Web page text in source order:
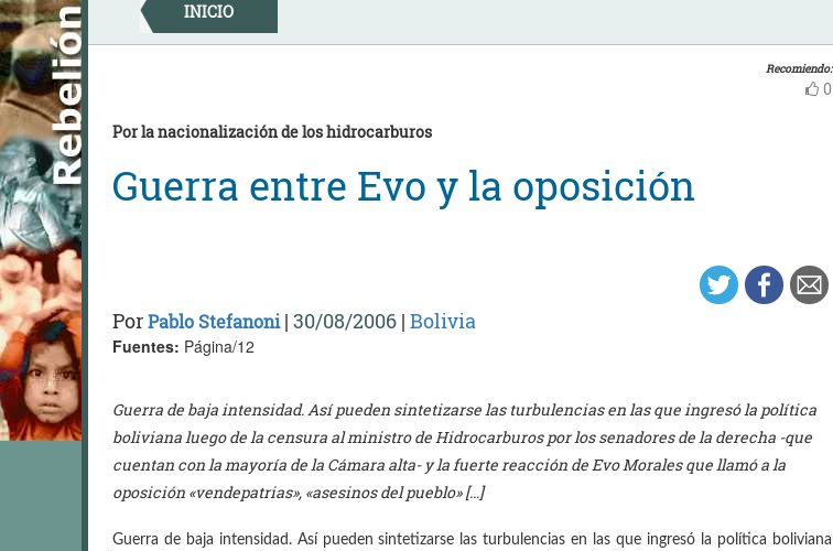
Skip
to
content
INICIO
Recomiendo:
0
Por la nacionalización de los hidrocarburos
Guerra entre Evo y la oposición
PorPablo Stefanoni| 30/08/2006 | Bolivia
Fuentes: Página/12
Guerra de baja intensidad. Así pueden sintetizarse las turbulencias en las que ingresó la política
boliviana luego de la censura al ministro de Hidrocarburos por los senadores de la derecha -que
cuentan con la mayoría de la Cámara alta- y la fuerte reacción de Evo Morales que llamó a la
oposición «vendepatrias», «asesinos del pueblo» […]
Guerra de baja intensidad. Así pueden sintetizarse las turbulencias en las que ingresó la política boliviana